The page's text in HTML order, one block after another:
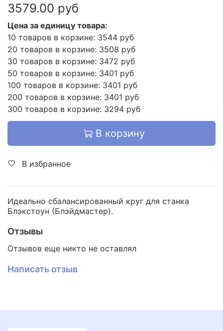
3579.00 руб
Цена за единицу товара:
10 товаров в корзине: 3544 руб
20 товаров в корзине: 3508 руб
30 товаров в корзине: 3472 руб
50 товаров в корзине: 3401 руб
100 товаров в корзине: 3401 руб
200 товаров в корзине: 3401 руб
300 товаров в корзине: 3294 руб
В корзину
В избранное
Идеально сбалансированный круг для станка
Блэкстоун (Блэйдмастер).
Отзывы
Отзывов еще никто не оставлял
Написать отзыв